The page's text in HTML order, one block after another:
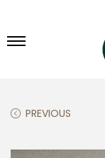
PREVIOUS